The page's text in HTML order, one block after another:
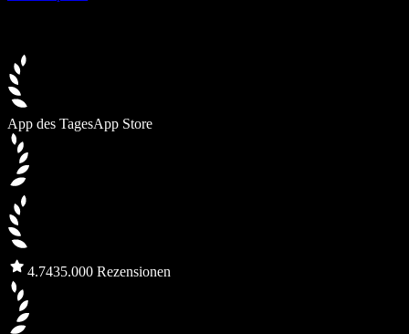
App des TagesApp Store
4.7435.000 Rezensionen